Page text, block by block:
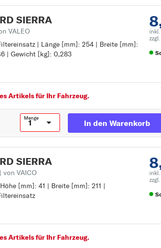
zzgl.
SIERRA
VALEO
| Länge [mm]: 254 | Breite [mm]:
| Gewicht [kg]: 0,283
Artikels für Ihr Fahrzeug.
Menge
In den Warenkorb
zzgl.
SIERRA
| von VAICO
[mm]: 41 | Breite [mm]: 211 |
Artikels für Ihr Fahrzeug.